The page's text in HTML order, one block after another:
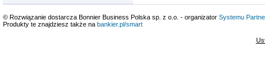
© Rozwiązanie dostarcza Bonnier Business Polska sp. z o.o. - organizator Systemu
Produkty te znajdziesz także na bankier.pl/smart